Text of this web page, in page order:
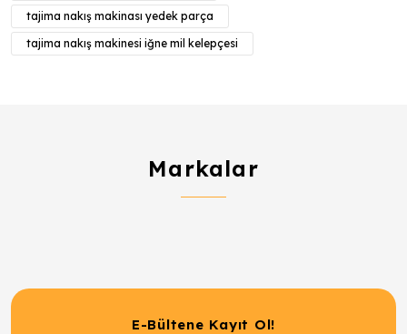
tajima nakış makinası yedek parça
tajima nakış makinesi iğne mil kelepçesi
Markalar
E-Bültene Kayıt Ol!